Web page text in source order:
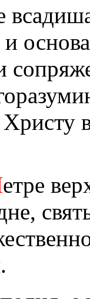
етре